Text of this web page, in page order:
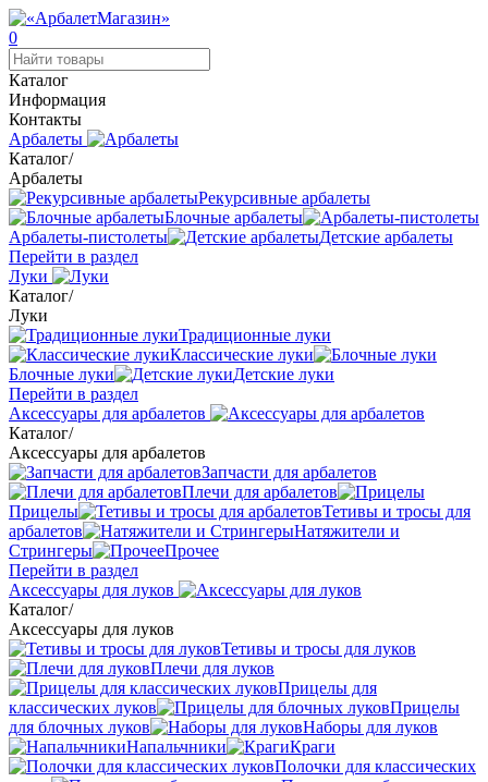
0
Каталог
Информация
Контакты
Арбалеты
Каталог/
Арбалеты
Рекурсивные арбалеты
Блочные арбалеты
Арбалеты-пистолеты
Детские арбалеты
Перейти в раздел
Луки
Каталог/
Луки
Традиционные луки
Классические луки
Блочные луки
Детские луки
Перейти в раздел
Аксессуары для арбалетов
Каталог/
Аксессуары для арбалетов
Запчасти для арбалетов
Плечи для арбалетов
Прицелы
Тетивы и тросы для
арбалетов
Натяжители и
Стрингеры
Прочее
Перейти в раздел
Аксессуары для луков
Каталог/
Аксессуары для луков
Тетивы и тросы для луков
Плечи для луков
Прицелы для
классических луков
Прицелы
для блочных луков
Наборы для луков
Напальчники
Краги
Полочки для классических